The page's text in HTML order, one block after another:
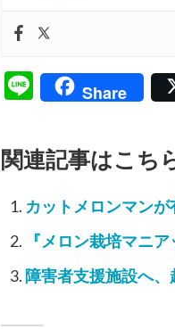
LineShare
関連記事はこち
カットメロンマン
『メロン栽培マニ
障害者支援施設へ